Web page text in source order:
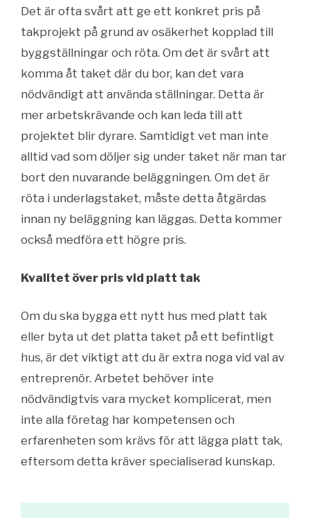
Det är ofta svårt att ge ett konkret pris på
takprojekt på grund av osäkerhet kopplad till
byggställningar och röta. Om det är svårt att
komma åt taket där du bor, kan det vara
nödvändigt att använda ställningar. Detta är
mer arbetskrävande och kan leda till att
projektet blir dyrare. Samtidigt vet man inte
alltid vad som döljer sig under taket när man tar
bort den nuvarande beläggningen. Om det är
röta i underlagstaket, måste detta åtgärdas
innan ny beläggning kan läggas. Detta kommer
också medföra ett högre pris.
Kvalitet över pris vid platt tak
Om du ska bygga ett nytt hus med platt tak
eller byta ut det platta taket på ett befintligt
hus, är det viktigt att du är extra noga vid val av
entreprenör. Arbetet behöver inte
nödvändigtvis vara mycket komplicerat, men
inte alla företag har kompetensen och
erfarenheten som krävs för att lägga platt tak,
eftersom detta kräver specialiserad kunskap.